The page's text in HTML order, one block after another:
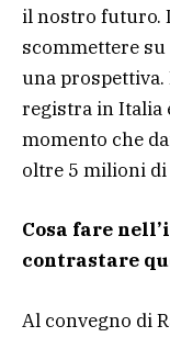
il nostro futuro.
scommettere su
una prospettiva.
registra in Italia
momento che
oltre 5 milioni di
Cosa fare
contrastare
Al convegno di